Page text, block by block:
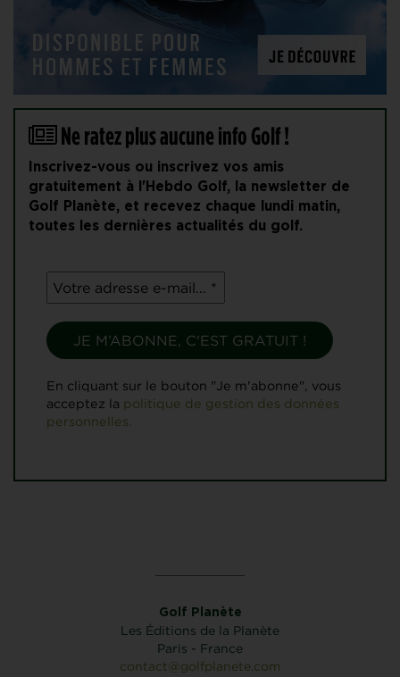
Ne ratez plus aucune info Golf !
Inscrivez-vous ou inscrivez vos amis
gratuitement à l'Hebdo Golf, la newsletter de
Golf Planète, et recevez chaque lundi matin,
toutes les dernières actualités du golf.
En cliquant sur le bouton "Je m'abonne", vous
acceptez la politique de gestion des données
personnelles.
Golf Planète
Les Éditions de la Planète
Paris - France
contact@golfplanete.com